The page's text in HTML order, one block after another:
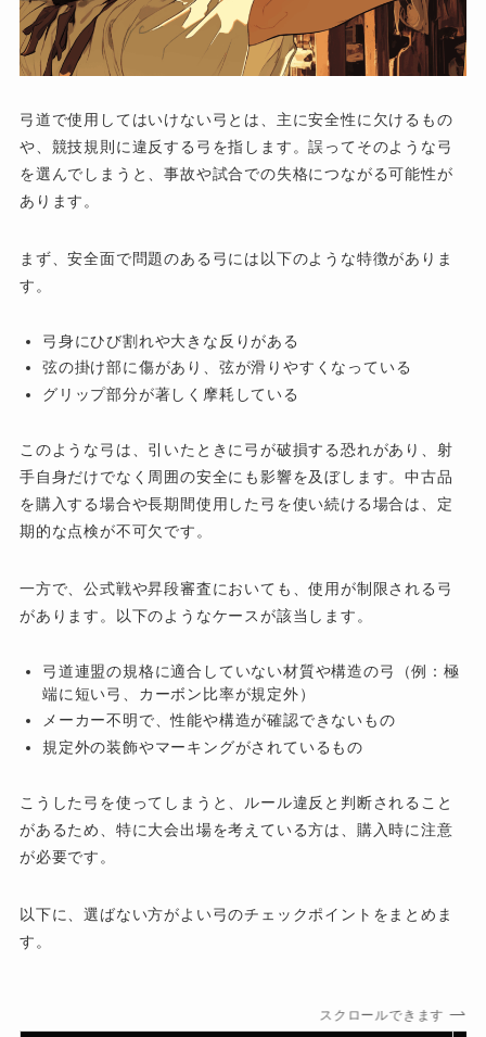
弓道で使用してはいけない弓とは、主に安全性に欠けるもの
や、競技規則に違反する弓を指します。誤ってそのような弓
を選んでしまうと、事故や試合での失格につながる可能性が
あります。
まず、安全面で問題のある弓には以下のような特徴がありま
す。
弓身にひび割れや大きな反りがある
弦の掛け部に傷があり、弦が滑りやすくなっている
グリップ部分が著しく摩耗している
このような弓は、引いたときに弓が破損する恐れがあり、射
手自身だけでなく周囲の安全にも影響を及ぼします。中古品
を購入する場合や長期間使用した弓を使い続ける場合は、定
期的な点検が不可欠です。
一方で、公式戦や昇段審査においても、使用が制限される弓
があります。以下のようなケースが該当します。
弓道連盟の規格に適合していない材質や構造の弓（例：極
端に短い弓、カーボン比率が規定外）
メーカー不明で、性能や構造が確認できないもの
規定外の装飾やマーキングがされているもの
こうした弓を使ってしまうと、ルール違反と判断されること
があるため、特に大会出場を考えている方は、購入時に注意
が必要です。
以下に、選ばない方がよい弓のチェックポイントをまとめま
す。
スクロールできます